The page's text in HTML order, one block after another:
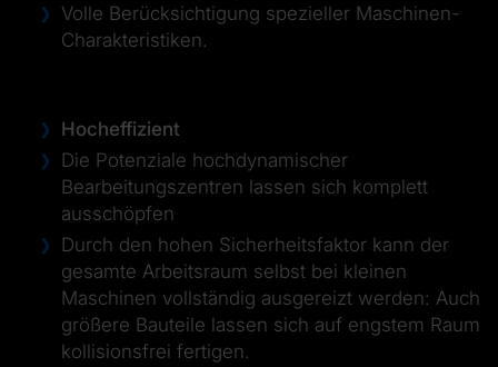
Volle Berücksichtigung spezieller Maschinen-
Charakteristiken.
Hocheffizient
Die Potenziale hochdynamischer
Bearbeitungszentren lassen sich komplett
ausschöpfen
Durch den hohen Sicherheitsfaktor kann der
gesamte Arbeitsraum selbst bei kleinen
Maschinen vollständig ausgereizt werden: Auch
größere Bauteile lassen sich auf engstem Raum
kollisionsfrei fertigen.